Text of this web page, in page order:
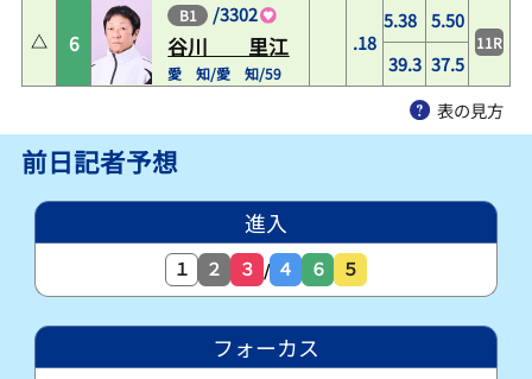
6
B1 /3302
谷川 里江
愛 知/愛 知/59
.18
5.38 5.50
11R
39.3 37.5
表の見方
前日記者予想
進入
１ ２ ３ / ４ ６ ５
フォーカス